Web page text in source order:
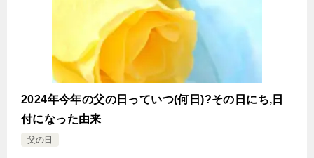
2024年今年の父の日っていつ(何日)?その日にち,日
付になった由来
父の日